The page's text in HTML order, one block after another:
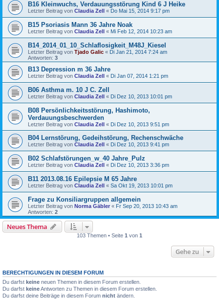
B16 Kleinwuchs, Verdauungsstörung Kind 6 J Heike
Letzter Beitrag von Claudia Zell « Do Mai 15, 2014 9:17 pm
B15 Psoriasis Mann 36 Jahre Noak
Letzter Beitrag von Claudia Zell « Mi Feb 12, 2014 10:23 am
B14_2014_01_10_Schlaflosigkeit_M48J_Kiesel
Letzter Beitrag von Tjado Galic « Di Jan 21, 2014 7:24 am
Antworten: 3
B13 Depression m 36 Jahre
Letzter Beitrag von Claudia Zell « Di Jan 07, 2014 1:21 pm
B06 Asthma m. 10 J C. Zell
Letzter Beitrag von Claudia Zell « Di Dez 10, 2013 10:01 pm
B08 Persönlichkeitsstörung, Hashimoto,
Verdauungsbeschwerden
Letzter Beitrag von Claudia Zell « Di Dez 10, 2013 9:51 pm
B04 Lernstörung, Gedeihstörung, Rechenschwäche
Letzter Beitrag von Claudia Zell « Di Dez 10, 2013 9:41 pm
B02 Schlafstörungen_w_40 Jahre_Pulz
Letzter Beitrag von Claudia Zell « Di Dez 10, 2013 3:36 pm
B11 2013.08.16 Epilepsie M 65 Jahre
Letzter Beitrag von Claudia Zell « Sa Okt 19, 2013 10:01 pm
Frage zu Konsiliargruppen allgemein
Letzter Beitrag von Norma Gäbler « Fr Sep 20, 2013 10:43 am
Antworten: 2
Neues Thema
103 Themen • Seite 1 von 1
Gehe zu
BERECHTIGUNGEN IN DIESEM FORUM
Du darfst keine neuen Themen in diesem Forum erstellen.
Du darfst keineAntworten zu Themen in diesem Forum erstellen.
Du darfst deine Beiträge in diesem Forum nicht ändern.